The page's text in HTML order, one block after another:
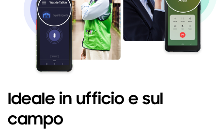
Ideale in ufficio e sul
campo